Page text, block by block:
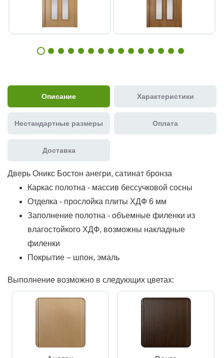
Описание Характеристики
Нестандартные размеры Оплата
Доставка
Дверь Оникс Бостон анегри, сатинат бронза
Каркас полотна - массив бессучковой сосны
Отделка - прослойка плиты ХДФ 6 мм
Заполнение полотна - объемные филенки из
влагостойкого ХДФ, возможны накладные
филенки
Покрытие – шпон, эмаль
Выполнение возможно в следующих цветах: